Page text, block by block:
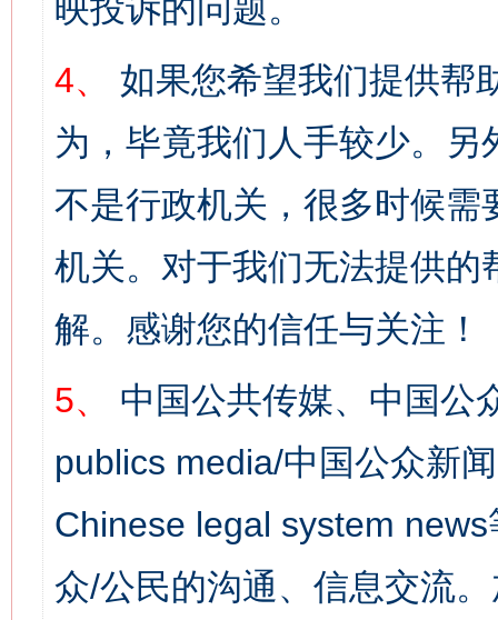
映投诉的问题。
4、
如果您希望我们提供帮
为，毕竟我们人手较少。
不是行政机关，很多时候
机关。对于我们无法提供
解。感谢您的信任与关注！
5、
中国公共传媒、中国公
publics media/中国公众新
Chinese legal system
众/公民的沟通、信息交流